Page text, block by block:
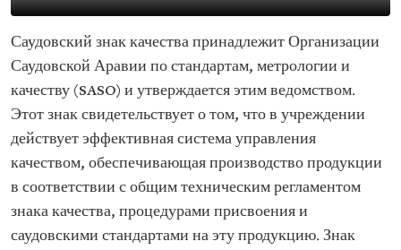
Саудовский знак качества принадлежит Организации
Саудовской Аравии по стандартам, метрологии и
качеству (SASO) и утверждается этим ведомством.
Этот знак свидетельствует о том, что в учреждении
действует эффективная система управления
качеством, обеспечивающая производство продукции
в соответствии с общим техническим регламентом
знака качества, процедурами присвоения и
саудовскими стандартами на эту продукцию. Знак